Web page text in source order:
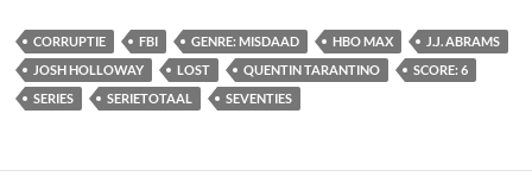
CORRUPTIE FBI GENRE: MISDAAD HBO MAX
J.J. ABRAMS
JOSH HOLLOWAY
LOST QUENTIN TARANTINO
SCORE: 6
SERIES
SERIETOTAAL SEVENTIES